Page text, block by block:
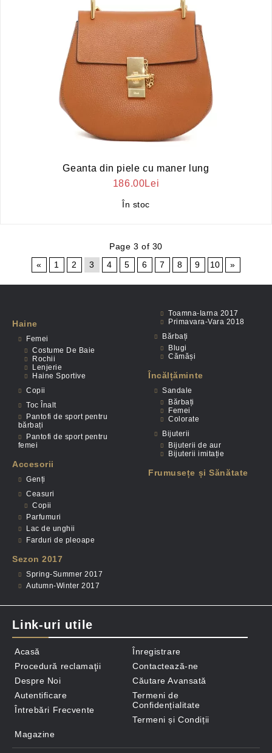
Geanta din piele cu maner lung
186.00Lei
În stoc
Page 3 of 30
«
1 2 3 4 5 6 7 8 9 10 »
Haine
Femei
Costume De Baie
Rochii
Lenjerie
Haine Sportive
Copii
Toamna-Iarna 2017
Primavara-Vara 2018
Bărbați
Blugi
Cămăși
Încălțăminte
Sandale
Toc Înalt
Pantofi de sport pentru
bărbați
Pantofi de sport pentru
femei
Accesorii
Genți
Ceasuri
Copii
Bărbați
Femei
Colorate
Bijuterii
Bijuterii de aur
Bijuterii imitație
Frumusețe și Sănătate
Parfumuri
Lac de unghii
Farduri de pleoape
Sezon 2017
Spring-Summer 2017
Autumn-Winter 2017
Link-uri utile
Acasă
Procedură reclamaţii
Despre Noi
Autentificare
Întrebări Frecvente
Înregistrare
Contactează-ne
Căutare Avansată
Termeni de
Confidențialitate
Termeni și Condiții
Magazine